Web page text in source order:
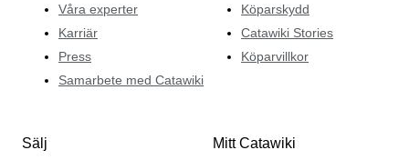
Våra experter
Karriär
Press
Samarbete med Catawiki
Köparskydd
Catawiki Stories
Köparvillkor
Sälj Mitt Catawiki